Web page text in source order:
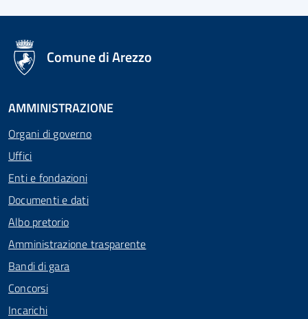
logo Unione Europea
Comune di Arezzo
AMMINISTRAZIONE
Organi di governo
Uffici
Enti e fondazioni
Documenti e dati
Albo pretorio
Amministrazione trasparente
Bandi di gara
Concorsi
Incarichi